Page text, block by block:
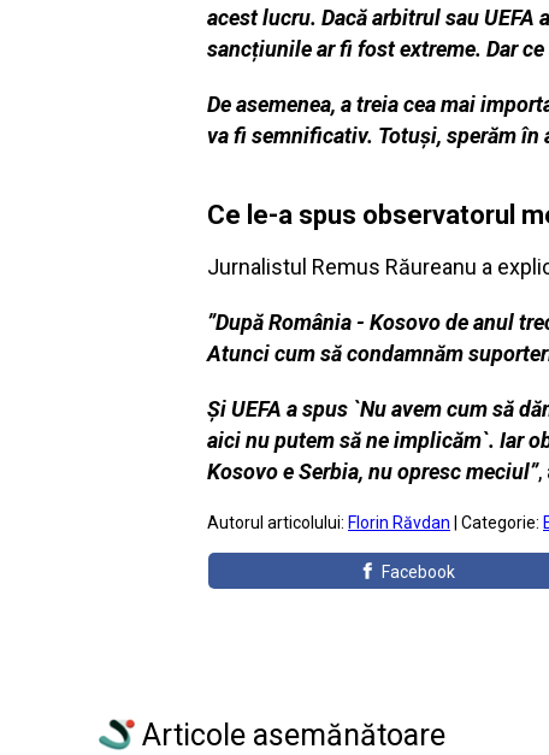
acest lucru. Dacă arbitrul sau
sancțiunile ar fi fost extreme. Dar
De asemenea, a treia cea mai
va fi semnificativ. Totuși, sperăm în
Ce le-a spus observatorul
Jurnalistul Remus Răureanu a
”După România - Kosovo de anul
Atunci cum să condamnăm
Și UEFA a spus `Nu avem cum să
aici nu putem să ne implicăm`. Iar
Kosovo e Serbia, nu opresc meciul”,
Autorul articolului: Florin Răvdan | Categorie:
Facebook
Articole asemănătoare